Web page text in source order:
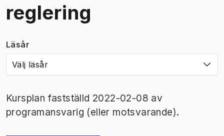
reglering
Läsår
Välj läsår
Kursplan fastställd 2022-02-08 av
programansvarig (eller motsvarande).